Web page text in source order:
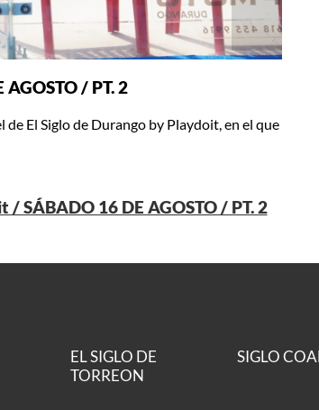
/ PT. 2
El Siglo de Durango by Playdoit, en el que
SÁBADO 16 DE AGOSTO / PT. 2
EL SIGLO DE
TORREON
SIGLO